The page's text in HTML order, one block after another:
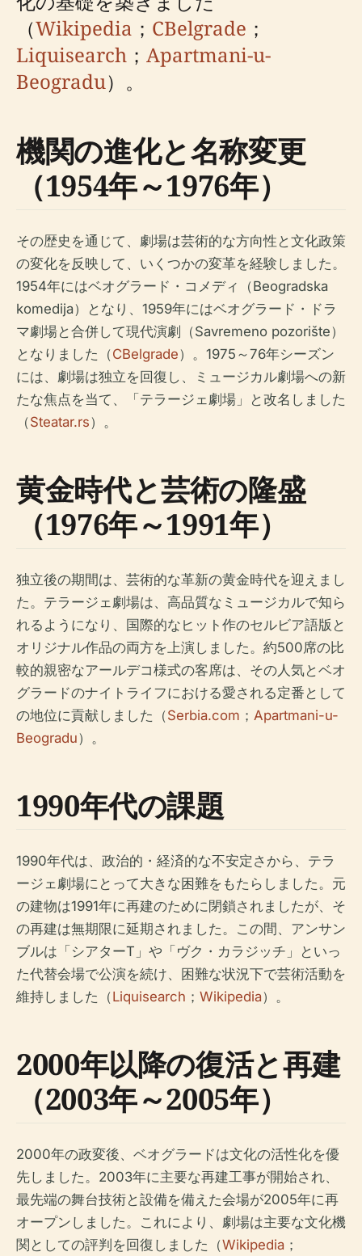
（Wikipedia ； CBelgrade ；
Liquisearch ； Apartmani-u-
Beogradu）。
機関の進化と名称変更
（1954年～1976年）
その歴史を通じて、劇場は芸術的な方向性と文化政策
の変化を反映して、いくつかの変革を経験しました。
1954年にはベオグラード・コメディ（Beogradska
komedija）となり、1959年にはベオグラード・ドラ
マ劇場と合併して現代演劇（Savremeno pozorište）
となりました（CBelgrade）。1975～76年シーズン
には、劇場は独立を回復し、ミュージカル劇場への新
たな焦点を当て、「テラージェ劇場」と改名しました
（Steatar.rs）。
黄金時代と芸術の隆盛
（1976年～1991年）
独立後の期間は、芸術的な革新の黄金時代を迎えまし
た。テラージェ劇場は、高品質なミュージカルで知ら
れるようになり、国際的なヒット作のセルビア語版と
オリジナル作品の両方を上演しました。約500席の比
較的親密なアールデコ様式の客席は、その人気とベオ
グラードのナイトライフにおける愛される定番として
の地位に貢献しました（Serbia.com ； Apartmani-u-
Beogradu）。
1990年代の課題
1990年代は、政治的・経済的な不安定さから、テラ
ージェ劇場にとって大きな困難をもたらしました。元
の建物は1991年に再建のために閉鎖されましたが、そ
の再建は無期限に延期されました。この間、アンサン
ブルは「シアターT」や「ヴク・カラジッチ」といっ
た代替会場で公演を続け、困難な状況下で芸術活動を
維持しました（Liquisearch ； Wikipedia）。
2000年以降の復活と再建
（2003年～2005年）
2000年の政変後、ベオグラードは文化の活性化を優
先しました。2003年に主要な再建工事が開始され、
最先端の舞台技術と設備を備えた会場が2005年に再
オープンしました。これにより、劇場は主要な文化機
関としての評判を回復しました（Wikipedia ；